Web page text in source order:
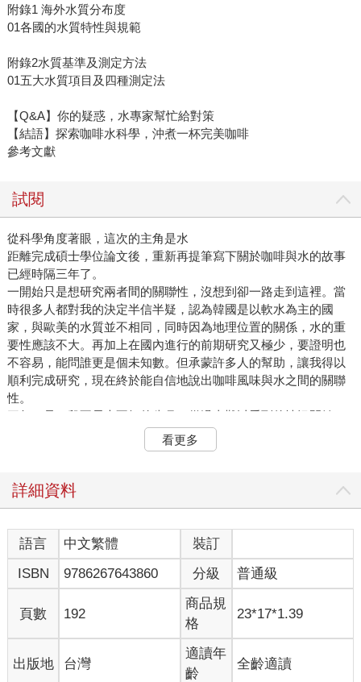
附錄1 海外水質分布度
01各國的水質特性與規範
附錄2水質基準及測定方法
01五大水質項目及四種測定法
【Q&A】你的疑惑，水專家幫忙給對策
【結語】探索咖啡水科學，沖煮一杯完美咖啡
參考文獻
試閱
從科學角度著眼，這次的主角是水
距離完成碩士學位論文後，重新再提筆寫下關於咖啡與水的故事
已經時隔三年了。
一開始只是想研究兩者間的關聯性，沒想到卻一路走到這裡。當
時很多人都對我的決定半信半疑，認為韓國是以軟水為主的國
家，與歐美的水質並不相同，同時因為地理位置的關係，水的重
要性應該不大。再加上在國內進行的前期研究又極少，要證明也
不容易，能問誰更是個未知數。但承蒙許多人的幫助，讓我得以
順利完成研究，現在終於能自信地說出咖啡風味與水之間的關聯
性。
三年，是一段不長也不短的歲月。從過去難以看到的情況開始—
各咖啡店或相關業者自己使用不同的水來測試咖啡風味的簡單實
驗，到現在有許多大型講堂定期舉辦咖啡與水的相關研討會，就
題的業者參展。我逐漸看到了一些改變。
Association of Europe；SCAE）刊載了一份與水相關的報告
《SCAE Water Report》。利用蒐集到的大量資料及親自進行的
研究結果，提出關於「咖啡與水」的物理化學面觀點，並將水中
一些重要因子會直接帶來什麼影響的相關前期研究一併整合，揭
示了觀察後的研究結果。雖然是國外文獻，但我知道國內也對此
十分關注，可以說這份研究著實扮演了，持續誘發人們對水的關
心及興趣的角色。因此，儘管水目前仍無法成為主角並主導咖啡
市場，但至少人們已經開始理解水的重要性，也逐漸注意到這個
看更多
詳細資料
語言 中文繁體
裝訂
ISBN
9786267643860 分級 普通級
頁數 192
商品規
格
23*17*1.39
出版地 台灣
適讀年
齡
全齡適讀